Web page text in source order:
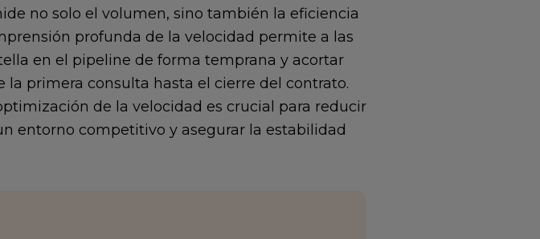
no solo el volumen, sino también la eficiencia
profunda de la velocidad permite a las
en el pipeline de forma temprana y acortar
primera consulta hasta el cierre del contrato.
de la velocidad es crucial para reducir
entorno competitivo y asegurar la estabilidad